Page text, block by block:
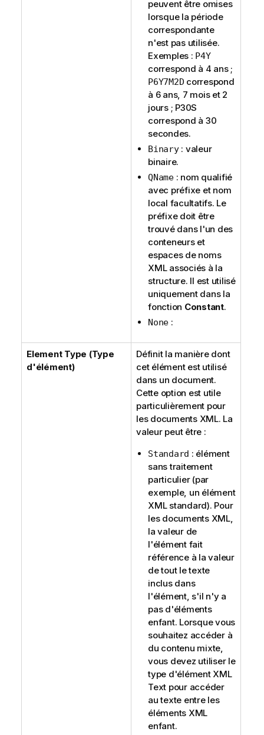
peuvent être omises
lorsque la période
correspondante
n'est pas utilisée.
Exemples : P4Y
correspond à 4 ans ;
P6Y7M2D correspond
à 6 ans, 7 mois et 2
jours ; P30S
correspond à 30
secondes.
Binary: valeur
binaire.
QName: nom qualifié
avec préfixe et nom
local facultatifs. Le
préfixe doit être
trouvé dans l'un des
conteneurs et
espaces de noms
XML associés à la
structure. Il est utilisé
uniquement dans la
fonction Constant.
None :
Element Type (Type
d'élément)
Définit la manière dont
cet élément est utilisé
dans un document.
Cette option est utile
particulièrement pour
les documents XML. La
valeur peut être :
Standard : élément
sans traitement
particulier (par
exemple, un élément
XML standard). Pour
les documents XML,
la valeur de
l'élément fait
référence à la valeur
de tout le texte
inclus dans
l'élément, s'il n'y a
pas d'éléments
enfant. Lorsque vous
souhaitez accéder à
du contenu mixte,
vous devez utiliser le
type d'élément XML
Text pour accéder
au texte entre les
éléments XML
enfant.